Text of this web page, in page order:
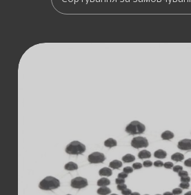
ДОДАТИ В